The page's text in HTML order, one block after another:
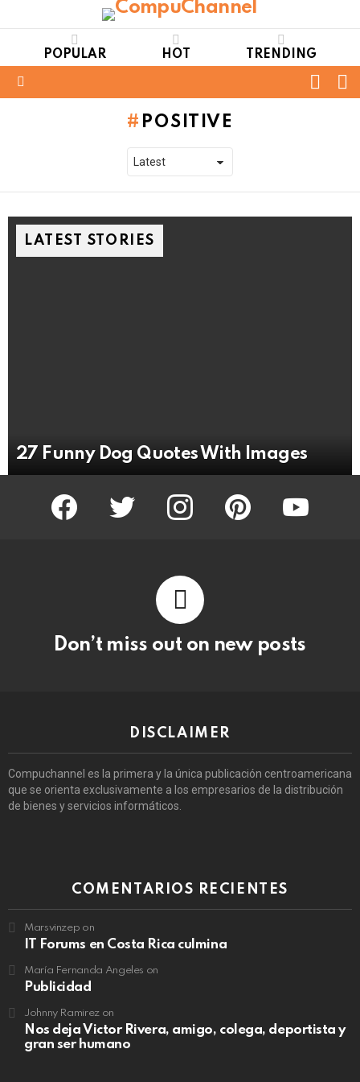
POPULAR HOT TRENDING
POSITIVE
LATEST STORIES
27 Funny Dog Quotes With Images
facebook twitter instagram pinterest youtube
Don’t miss out on new posts
DISCLAIMER
Compuchannel es la primera y la única publicación centroamericana
que se orienta exclusivamente a los empresarios de la distribución
de bienes y servicios informáticos.
COMENTARIOS RECIENTES
Marsvinzep on
IT Forums en Costa Rica culmina
María Fernanda Angeles on
Publicidad
Johnny Ramirezon
Nos deja Victor Rivera, amigo, colega, deportista y
gran ser humano